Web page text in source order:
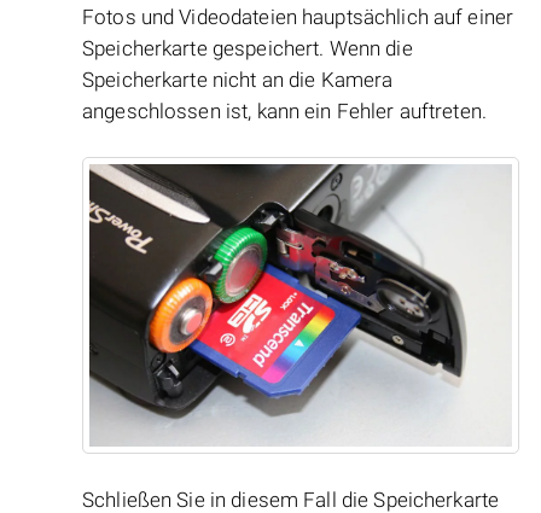
Fotos und Videodateien hauptsächlich auf einer
Speicherkarte gespeichert. Wenn die
Speicherkarte nicht an die Kamera
angeschlossen ist, kann ein Fehler auftreten.
Schließen Sie in diesem Fall die Speicherkarte